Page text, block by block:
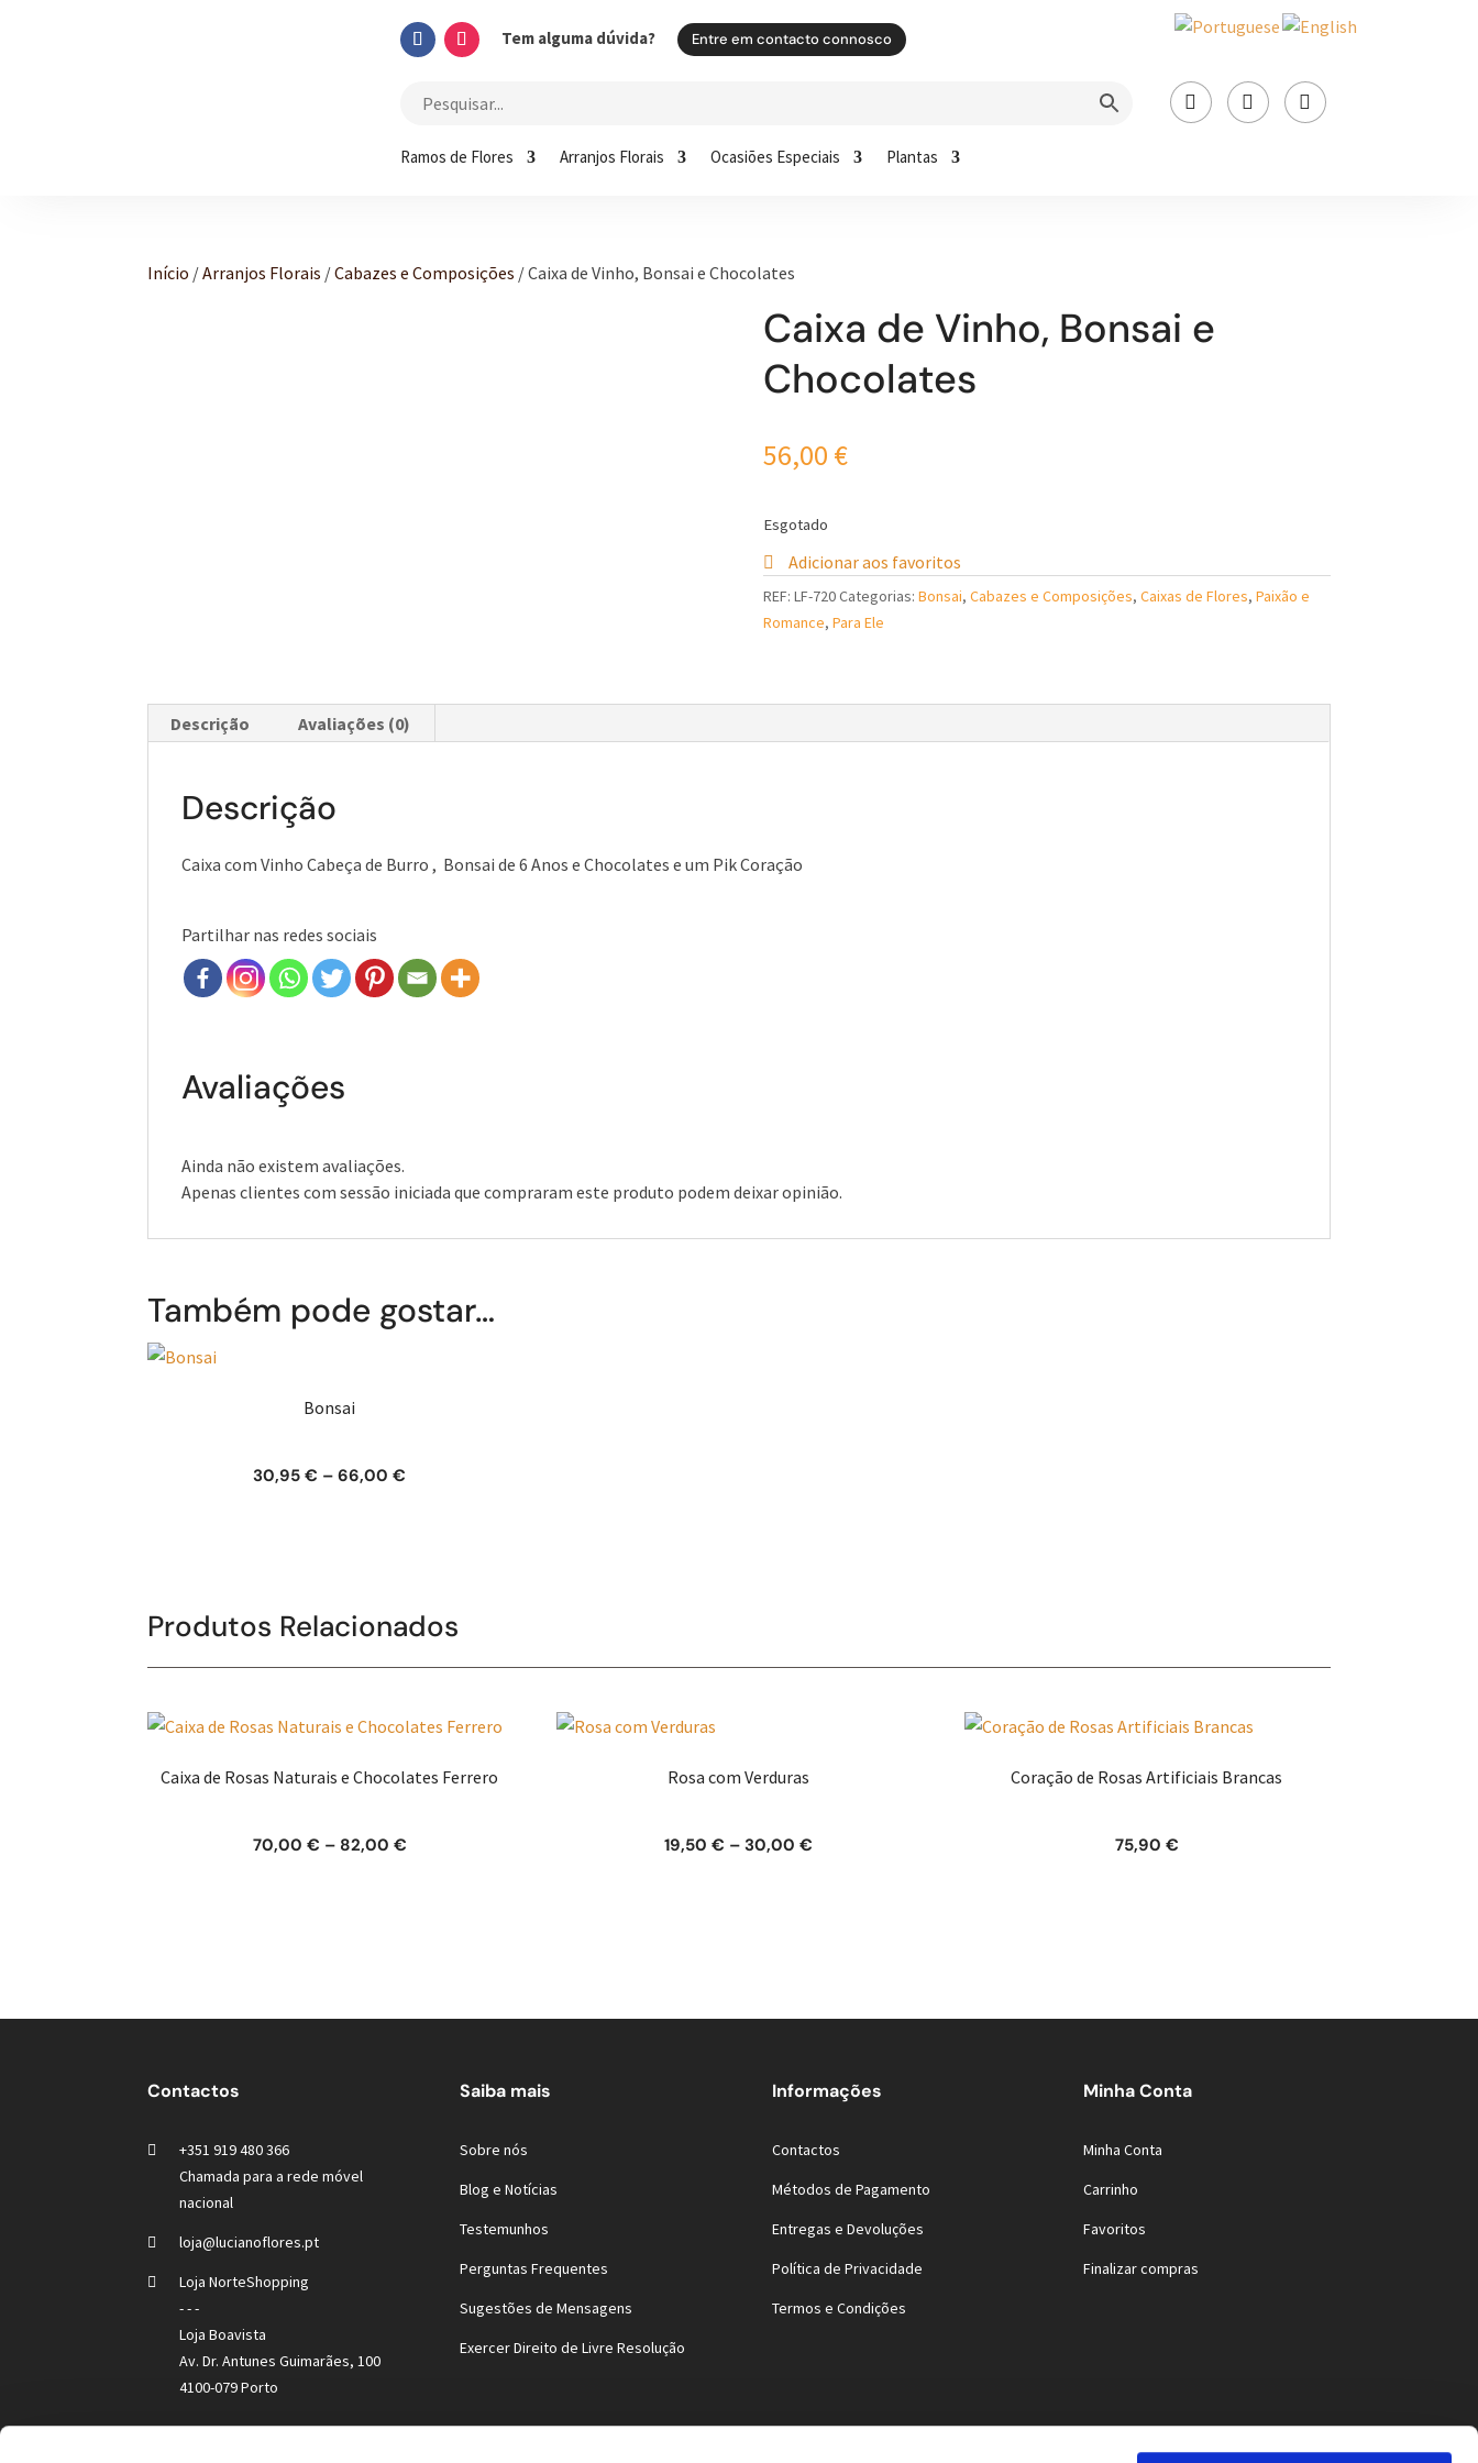
Tem alguma dúvida? Entre em contacto connosco
Ramos de Flores Arranjos Florais Ocasiões Especiais Plantas
  
Início /Arranjos Florais /Cabazes e Composições / Caixa de Vinho, Bonsai e Chocolates
Caixa de Vinho, Bonsai e
Chocolates
56,00 €
Esgotado
Adicionar aos favoritos
REF: LF-720Categorias: Bonsai, Cabazes e Composições, Caixas de Flores, Paixão e
Romance, Para Ele
Descrição Avaliações (0)
Descrição
Caixa com Vinho Cabeça de Burro , Bonsai de 6 Anos e Chocolates e um Pik Coração
Partilhar nas redes sociais
Avaliações
Ainda não existem avaliações.
Apenas clientes com sessão iniciada que compraram este produto podem deixar opinião.
Também pode gostar…
Bonsai
30,95€ – 66,00€
Produtos Relacionados
Caixa de Rosas Naturais e Chocolates Ferrero
70,00 € – 82,00 €Price
Rosa com Verduras
19,50 € – 30,00 €Price
Coração de Rosas Artificiais Brancas
75,90 €
Contactos
+351 919 480 366
Chamada para a rede móvel
nacional
loja@lucianoflores.pt
Loja NorteShopping
- - -
Loja Boavista
Av. Dr. Antunes Guimarães, 100
4100-079 Porto
Saiba mais
Sobre nós
Blog e Notícias
Testemunhos
Perguntas Frequentes
Sugestões de Mensagens
Exercer Direito de Livre Resolução
Informações
Contactos
Métodos de Pagamento
Entregas e Devoluções
Política de Privacidade
Termos e Condições
Minha Conta
Minha Conta
Carrinho
Favoritos
Finalizar compras